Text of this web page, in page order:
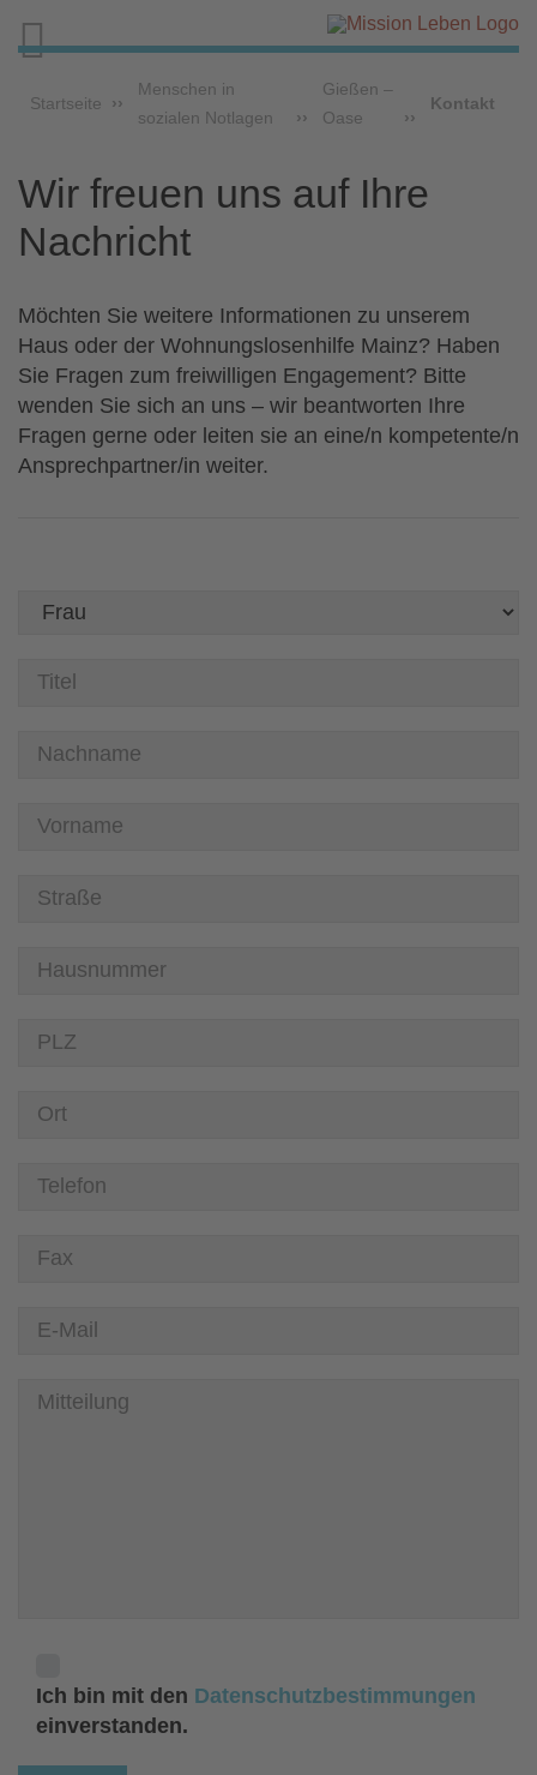

Startseite
Menschen in
sozialen Notlagen
Gießen –
Oase
Kontakt
Wir freuen uns auf Ihre
Nachricht
Möchten Sie weitere Informationen zu unserem
Haus oder der Wohnungslosenhilfe Mainz? Haben
Sie Fragen zum freiwilligen Engagement? Bitte
wenden Sie sich an uns – wir beantworten Ihre
Fragen gerne oder leiten sie an eine/n kompetente/n
Ansprechpartner/in weiter.
Ich bin mit den Datenschutzbestimmungen
einverstanden.